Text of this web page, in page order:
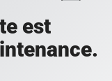
est